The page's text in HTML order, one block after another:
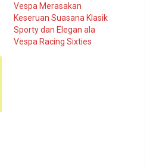
Vespa Merasakan
Keseruan Suasana Klasik
Sporty dan Elegan ala
Vespa Racing Sixties